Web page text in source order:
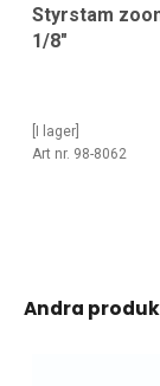
Styrstam
1/8"
[I lager]
Art nr. 98-8062
Andra